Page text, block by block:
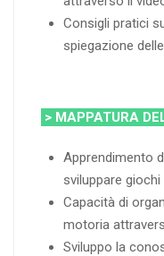
Consigli pratici
spiegazione
> MAPPATURA
Apprendimento
sviluppare
Capacità di
motoria
Sviluppo la